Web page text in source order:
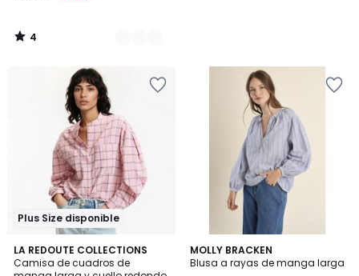
4
/
Plus Size disponible
LA REDOUTE COLLECTIONS
Camisa de cuadros de
5
/
MOLLY BRACKEN
Blusa a rayas de manga larga